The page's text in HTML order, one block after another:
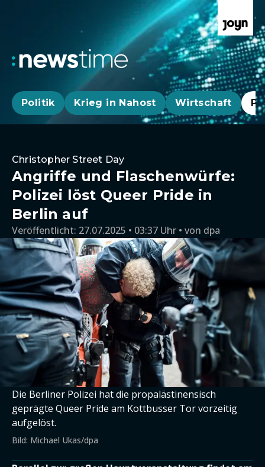
Politik Krieg in Nahost Wirtschaft
Christopher Street Day
Angriffe und Flaschenwürfe:
Polizei löst Queer Pride in
Berlin auf
Veröffentlicht: 27.07.2025 • 03:37 Uhr von dpa
Die Berliner Polizei hat die propalästinensisch
geprägte Queer Pride am Kottbusser Tor vorzeitig
aufgelöst.
Bild: Michael Ukas/dpa